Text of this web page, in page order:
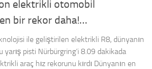
elektrikli otomobil
bir rekor daha!…
ile geliştirilen elektrikli R8, dünyanın
yarış pisti Nürbürgring’i 8.09 dakikada
araç hız rekorunu kırdı Dünyanın en